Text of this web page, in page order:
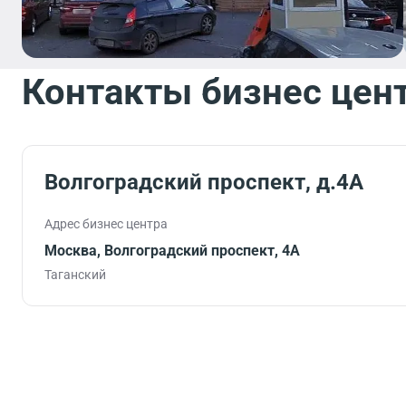
Контакты бизнес
Волгоградский проспект, д.4А
Адрес бизнес центра
Москва, Волгоградский проспект, 4А
Таганский